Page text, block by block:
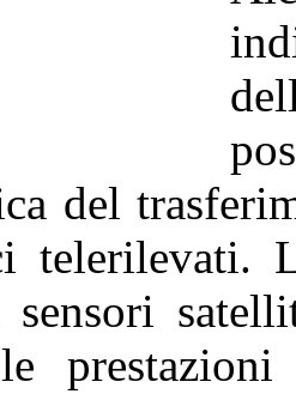
del
telerilevati.
sensori